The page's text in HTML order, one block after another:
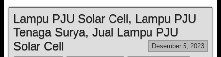
Lampu PJU Solar Cell, Lampu PJU
Tenaga Surya, Jual Lampu PJU
Solar Cell
Desember 5, 2023